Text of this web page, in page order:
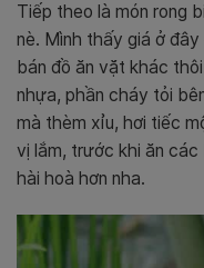
Tiếp theo là món rong
nè. Mình thấy giá ở
bán đồ ăn vặt khác
nhựa, phần cháy tỏi
mà thèm xỉu, hơi tiếc
vị lắm, trước khi ăn
hài hoà hơn nha.